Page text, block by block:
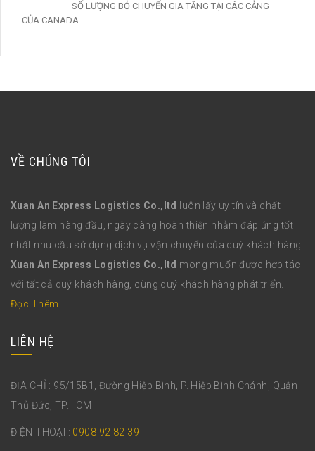
SỐ LƯỢNG BỎ CHUYẾN GIA TĂNG TẠI CÁC CẢNG
CỦA CANADA
VỀ CHÚNG TÔI
Xuan An Express Logistics Co.,ltd
luôn lấy uy tín và chất
lượng làm hàng đầu, ngày càng hoàn thiện nhằm đáp ứng tốt
nhất nhu cầu sử dụng dịch vụ vận chuyển của quý khách hàng.
Xuan An Express Logistics Co.,ltd mong muốn được hợp tác
với tất cả quý khách hàng, cùng quý khách hàng phát triển.
Đọc Thêm
LIÊN HỆ
ĐỊA CHỈ : 95/15B1, Đường Hiệp Bình, P. Hiệp Bình Chánh, Quận
Thủ Đức, TP.HCM
ĐIỆN THOẠI : 0908 92 82 39